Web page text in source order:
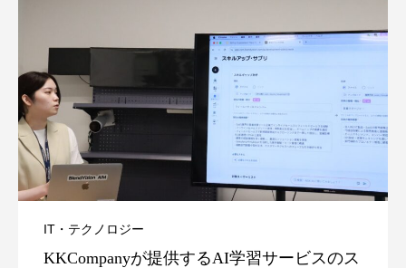
IT・テクノロジー
KKCompanyが提供するAI学習サービスのス